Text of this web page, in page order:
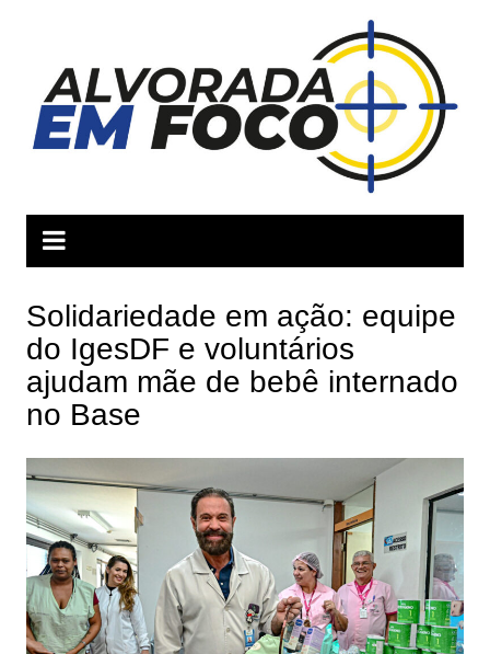
conteúdo
Solidariedade em ação: equipe
do IgesDF e voluntários
ajudam mãe de bebê internado
no Base